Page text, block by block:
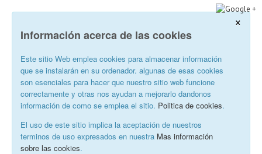
×
Información acerca de las cookies
Este sitio Web emplea cookies para almacenar información
que se instalarán en su ordenador. algunas de esas cookies
son esenciales para hacer que nuestro sitio web funcione
correctamente y otras nos ayudan a mejorarlo dandonos
información de como se emplea el sitio. Politica de cookies.
El uso de este sitio implica la aceptación de nuestros
terminos de uso expresados en nuestra Mas información
sobre las cookies.